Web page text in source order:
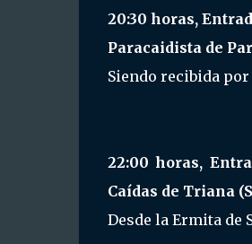
20:30 horas,
Paracaidista de
Siendo recibida
22:00 horas,
Caídas de Triana
Desde la Ermita de